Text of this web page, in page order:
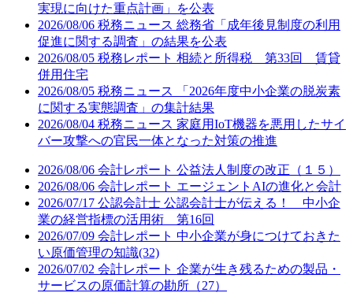
実現に向けた重点計画」を公表
2026/08/06 税務ニュース 総務省「成年後見制度の利用
促進に関する調査」の結果を公表
2026/08/05 税務レポート 相続と所得税 第33回 賃貸
併用住宅
2026/08/05 税務ニュース
「2026年度中小企業の脱炭素
に関する実態調査」の集計結果
2026/08/04 税務ニュース 家庭用IoT機器を悪用したサイ
バー攻撃への官民一体となった対策の推進
2026/08/06 会計レポート 公益法人制度の改正（１５）
2026/08/06 会計レポート エージェントAIの進化と会計
2026/07/17 公認会計士 公認会計士が伝える！ 中小企
業の経営指標の活用術 第16回
2026/07/09 会計レポート 中小企業が身につけておきた
い原価管理の知識(32)
2026/07/02 会計レポート 企業が生き残るための製品・
サービスの原価計算の勘所（27）